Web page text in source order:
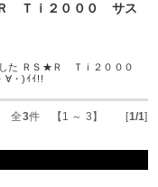
Ｔｉ２０００ サス
た ＲＳ★Ｒ Ｔｉ２０００
∀・)ｲｲ!!
全3件 【1 ～ 3】 [1/1]